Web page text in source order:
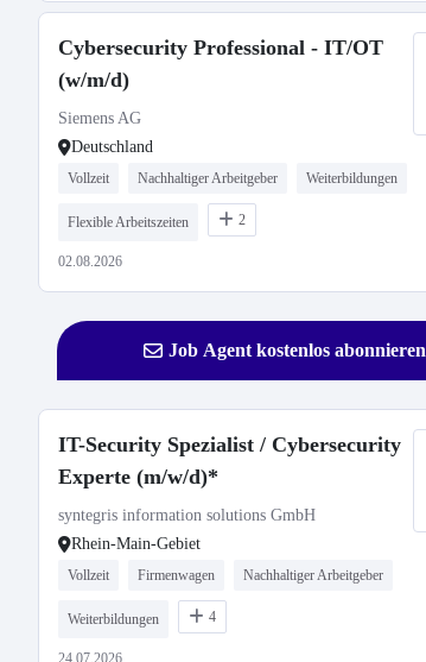
Cybersecurity Professional - IT/OT
(w/m/d)
Siemens AG
Deutschland
Vollzeit Nachhaltiger Arbeitgeber Weiterbildungen
Flexible Arbeitszeiten 2
02.08.2026
Job Agent kostenlos abonnieren
IT-Security Spezialist / Cybersecurity
Experte (m/w/d)*
syntegris information solutions GmbH
Rhein-Main-Gebiet
Vollzeit Firmenwagen Nachhaltiger Arbeitgeber
Weiterbildungen 4
24.07.2026